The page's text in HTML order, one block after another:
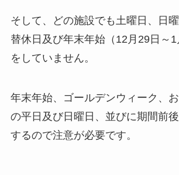
そして、どの施設でも土曜日、日
替休日及び年末年始（12月29日～
をしていません。
年末年始、ゴールデンウィーク、
の平日及び日曜日、並びに期間前
するので注意が必要です。